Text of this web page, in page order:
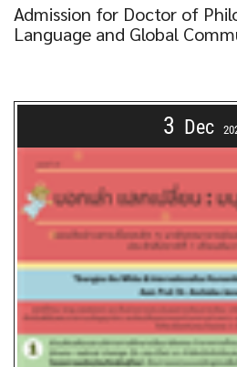
Admission for Doctor of
Language and Global
3 Dec